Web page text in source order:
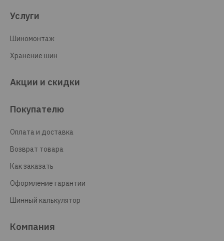
Услуги
Шиномонтаж
Хранение шин
Акции и скидки
Покупателю
Оплата и доставка
Возврат товара
Как заказать
Оформление гарантии
Шинный калькулятор
Компания